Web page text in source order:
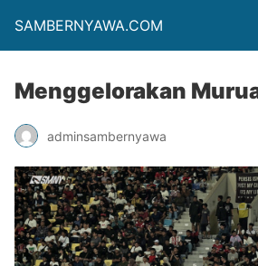
SAMBERNYAWA.COM
Menggelorakan
adminsambernyawa